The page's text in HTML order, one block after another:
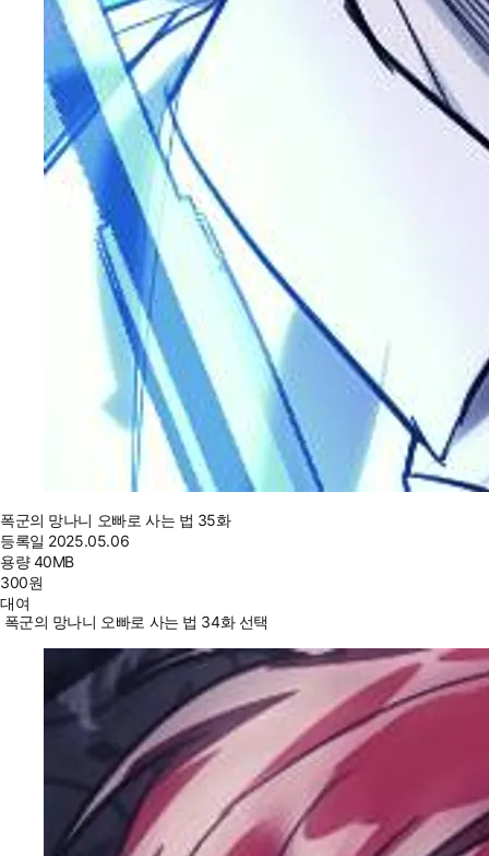
폭군의 망나니 오빠로 사는 법 35화
등록일 2025.05.06
용량40MB
300원
대여
폭군의 망나니 오빠로 사는 법 34화 선택